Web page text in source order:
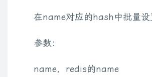
在name对应的hash中批量
参数：
name，redis的name